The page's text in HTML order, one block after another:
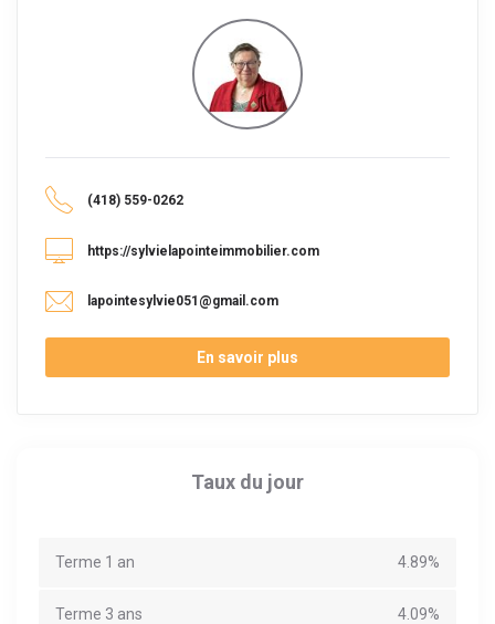
(418) 559-0262
https://sylvielapointeimmobilier.com
lapointesylvie051@gmail.com
En savoir plus
Taux du jour
Terme 1 an 4.89%
Terme 3 ans 4.09%